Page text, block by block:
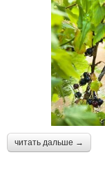
читать дальше →